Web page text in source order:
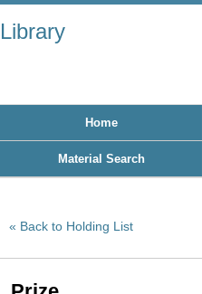
Library
Home
Material Search
Back to Holding List